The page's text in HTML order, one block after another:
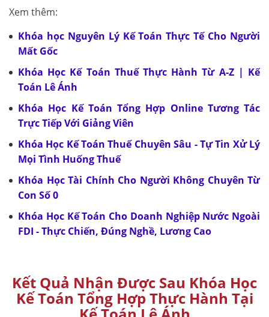
Xem thêm:
Khóa học Nguyên Lý Kế Toán Thực Tế Cho Người
Mất Gốc
Khóa Học Kế Toán Thuế Thực Hành Từ A-Z | Kế
Toán Lê Ánh
Khóa Học Kế Toán Tổng Hợp Online Tương Tác
Trực Tiếp Với Giảng Viên
Khóa Học Kế Toán Thuế Chuyên Sâu - Tự Tin Xử Lý
Mọi Tình Huống Thuế
Khóa Học Tài Chính Cho Người Không Chuyên Từ
Con Số 0
Khóa Học Kế Toán Cho Doanh Nghiệp Nước Ngoài
FDI - Thực Chiến, Đúng Nghề, Lương Cao
Kết Quả Nhận Được Sau Khóa Học
Kế Toán Tổng Hợp Thực Hành Tại